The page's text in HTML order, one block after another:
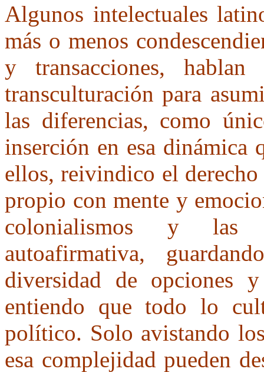
Algunos intelectuales
más o menos
y transacciones,
transculturación para
las diferencias, como
inserción en esa dinámica
ellos, reivindico el
propio con mente y
colonialismos y las
autoafirmativa,
diversidad de opciones
entiendo que todo lo
político. Solo avistando
esa complejidad pueden